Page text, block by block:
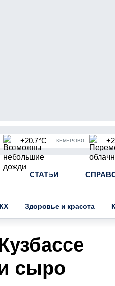
+20.7°C КЕМЕРОВО
СТАТЬИ
Частичная мобилизация в России
Здоровье и красота
сыро